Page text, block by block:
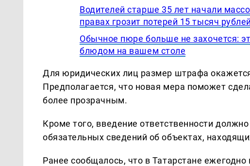
Водителей старше 35 лет начали
правах грозит потерей 15 тысяч рублей
Обычное пюре больше не захочется:
блюдом на вашем столе
Для юридических лиц размер штрафа
Предполагается, что новая мера поможет
более прозрачным.
Кроме того, введение ответственности
обязательных сведений об объектах,
Ранее сообщалось, что в Татарстане